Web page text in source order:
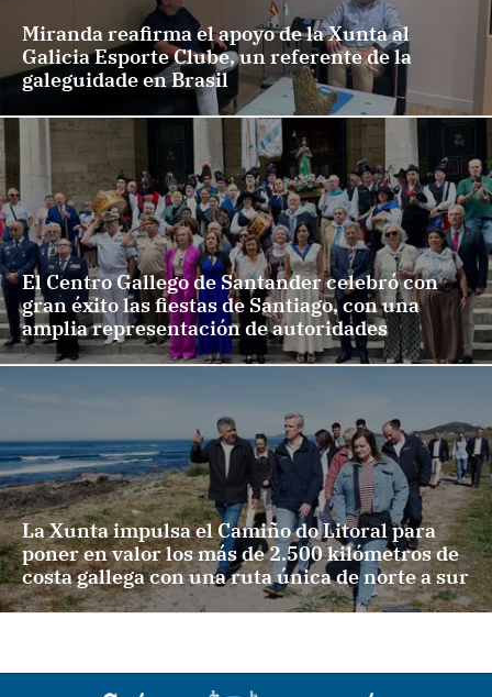
Miranda reafirma el apoyo de la Xunta al
Galicia Esporte Clube, un referente de la
galeguidade en Brasil
El Centro Gallego de Santander celebró con
gran éxito las fiestas de Santiago, con una
amplia representación de autoridades
La Xunta impulsa el Camiño do Litoral para
poner en valor los más de 2.500 kilómetros de
costa gallega con una ruta única de norte a sur